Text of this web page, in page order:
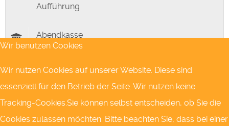
Aufführung
Abendkasse
jeweils 45 Minuten vor Stückbeginn
Nächste Theatertermine
Wir benutzen Cookies
Wir nutzen Cookies auf unserer Website. Diese sind
essenziell für den Betrieb der Seite. Wir nutzen keine
Tracking-Cookies.Sie können selbst entscheiden, ob Sie die
Cookies zulassen möchten. Bitte beachten Sie, dass bei einer